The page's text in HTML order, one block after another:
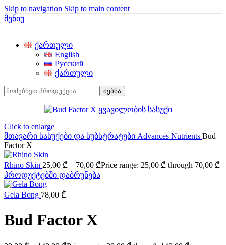
Skip to navigation Skip to main content
მენიუ
ქართული
English
Русский
ქართული
ძებნა
Click to enlarge
მთავარი სასუქები და სუბსტრატები Advances Nutrients Bud
Factor X
Rhino Skin 25,00 ₾ – 70,00 ₾Price range: 25,00 ₾ through 70,00 ₾
პროდუქტებში დაბრუნება
Gela Bong 78,00 ₾
Bud Factor X